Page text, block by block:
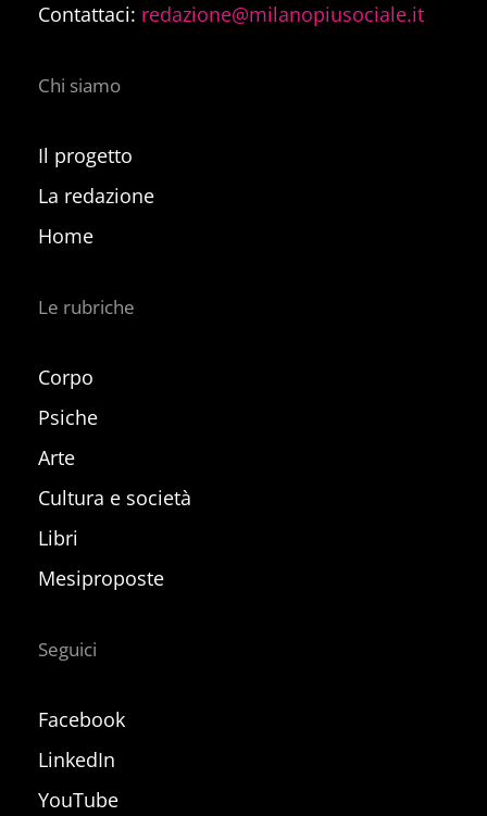
Contattaci: redazione@milanopiusociale.it
Chi siamo
Il progetto
La redazione
Home
Le rubriche
Corpo
Psiche
Arte
Cultura e società
Libri
Mesiproposte
Seguici
Facebook
LinkedIn
YouTube